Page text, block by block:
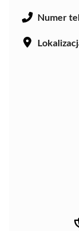
Numer